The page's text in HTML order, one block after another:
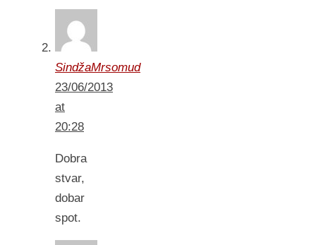
SindžaMrsomud
23/06/2013
at
20:28
Dobra
stvar,
dobar
spot.